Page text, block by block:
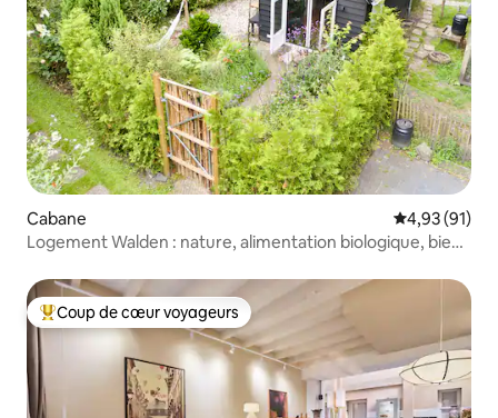
Cabane Évaluation
4,93 (91)
Logement Walden : nature, alimentation biologique, bien-
Coups de cœur voyageurs les plus appréciés
Coup de cœur voyageurs